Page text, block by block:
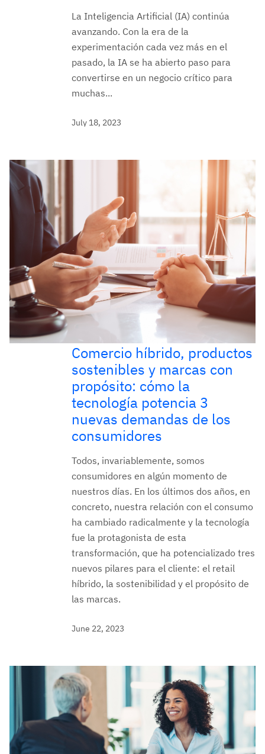
La Inteligencia Artificial (IA) continúa
avanzando. Con la era de la
experimentación cada vez más en el
pasado, la IA se ha abierto paso para
convertirse en un negocio crítico para
muchas...
July 18, 2023
Comercio híbrido, productos
sostenibles y marcas con
propósito: cómo la
tecnología potencia 3
nuevas demandas de los
consumidores
Todos, invariablemente, somos
consumidores en algún momento de
nuestros días. En los últimos dos años, en
concreto, nuestra relación con el consumo
ha cambiado radicalmente y la tecnología
fue la protagonista de esta
transformación, que ha potencializado tres
nuevos pilares para el cliente: el retail
híbrido, la sostenibilidad y el propósito de
las marcas.
June 22, 2023